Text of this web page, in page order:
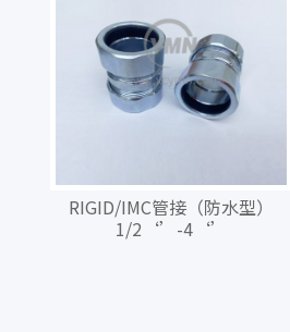
RIGID/IMC管接（防水型）
1/2‘’-4‘’